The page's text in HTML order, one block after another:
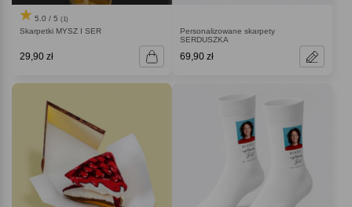
5.0 / 5 (1)
Skarpetki MYSZ I SER
29,90 zł
Personalizowane skarpety
SERDUSZKA
69,90 zł